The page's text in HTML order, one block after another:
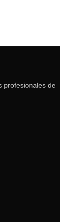
profesionales de